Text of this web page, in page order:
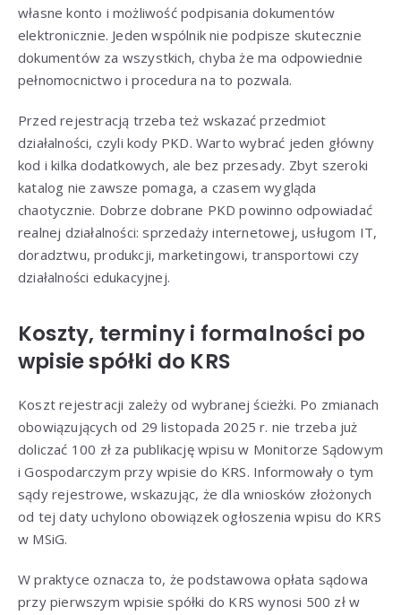
własne konto i możliwość podpisania dokumentów
elektronicznie. Jeden wspólnik nie podpisze skutecznie
dokumentów za wszystkich, chyba że ma odpowiednie
pełnomocnictwo i procedura na to pozwala.
Przed rejestracją trzeba też wskazać przedmiot
działalności, czyli kody PKD. Warto wybrać jeden główny
kod i kilka dodatkowych, ale bez przesady. Zbyt szeroki
katalog nie zawsze pomaga, a czasem wygląda
chaotycznie. Dobrze dobrane PKD powinno odpowiadać
realnej działalności: sprzedaży internetowej, usługom IT,
doradztwu, produkcji, marketingowi, transportowi czy
działalności edukacyjnej.
Koszty, terminy i formalności po
wpisie spółki do KRS
Koszt rejestracji zależy od wybranej ścieżki. Po zmianach
obowiązujących od 29 listopada 2025 r. nie trzeba już
doliczać 100 zł za publikację wpisu w Monitorze Sądowym
i Gospodarczym przy wpisie do KRS. Informowały o tym
sądy rejestrowe, wskazując, że dla wniosków złożonych
od tej daty uchylono obowiązek ogłoszenia wpisu do KRS
w MSiG.
W praktyce oznacza to, że podstawowa opłata sądowa
przy pierwszym wpisie spółki do KRS wynosi 500 zł w